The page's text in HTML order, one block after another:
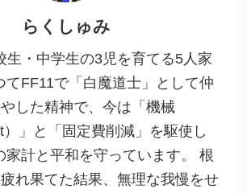
らくしゅみ
生・中学生の3児を育てる5人家
てFF11で「白魔道士」として仲
した精神で、今は「機械
）」と「固定費削減」を駆使し
家計と平和を守っています。 根
れ果てた結果、無理な我慢をせ